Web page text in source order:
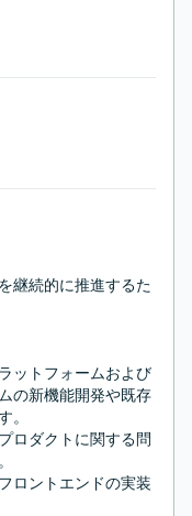
継続的に推進するた
ットフォームおよび
の新機能開発や既存
。
ロダクトに関する問
ロントエンドの実装